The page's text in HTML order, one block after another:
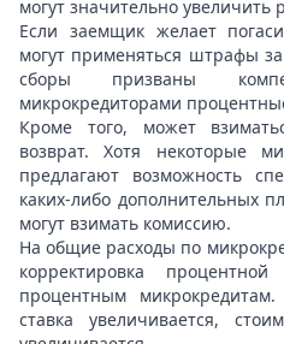
могут значительно увеличить
Если заемщик желает
могут применяться штрафы
сборы призваны
микрокредиторами
Кроме того, может
возврат. Хотя некоторые
предлагают возможность
каких-либо дополнительных
могут взимать комиссию.
На общие расходы по
корректировка
процентным
ставка увеличивается,